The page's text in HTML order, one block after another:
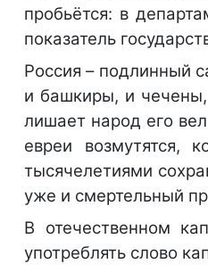
пробьётся: в
показатель
Россия – подлинный
и башкиры, и чечены,
лишает народ его
евреи возмутятся,
тысячелетиями
уже и смертельный
В отечественном
употреблять слово